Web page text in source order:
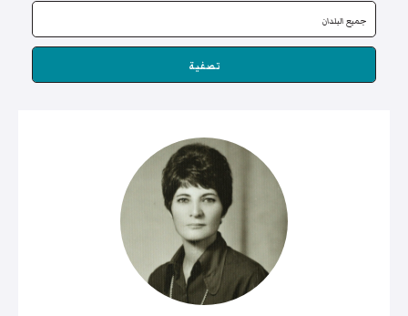
تصفية